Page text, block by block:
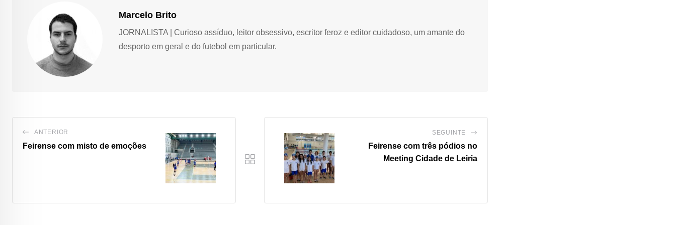
Marcelo Brito
JORNALISTA | Curioso assíduo, leitor obsessivo, escritor feroz e editor cuidadoso, um amante do
desporto em geral e do futebol em particular.
ANTERIOR
Feirense com misto de emoções
SEGUINTE
Feirense com três pódios no
Meeting Cidade de Leiria